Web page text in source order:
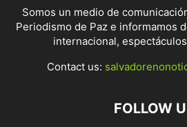
Somos un medio de
Periodismo de Paz e informamos
internacional,
Contact us:
FOLLOW